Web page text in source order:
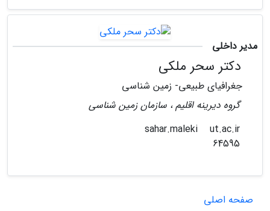
مدیر داخلی
دکتر سحر ملکی
جغرافیای طبیعی- زمین شناسی
گروه دیرینه اقلیم ، سازمان زمین شناسی
ut.ac.ir
صفحه اصلی